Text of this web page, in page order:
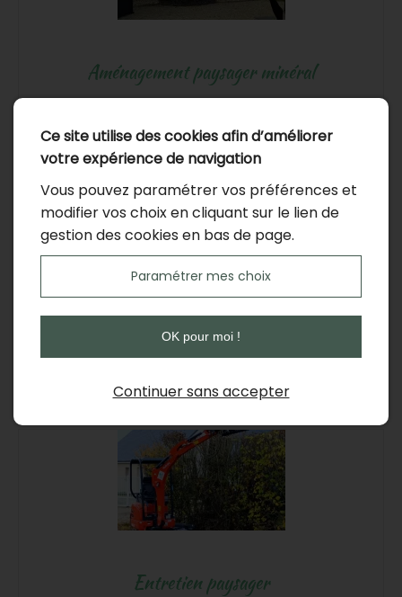
Aménagement paysager minéral
Accéder à la galerie
Création paysagère
Accéder à la galerie
Entretien paysager
Ce site utilise des cookies afin d’améliorer
votre expérience de navigation
Vous pouvez paramétrer vos préférences et
modifier vos choix en cliquant sur le lien de
gestion des cookies en bas de page.
Paramétrer mes choix
OK pour moi !
Continuer sans accepter